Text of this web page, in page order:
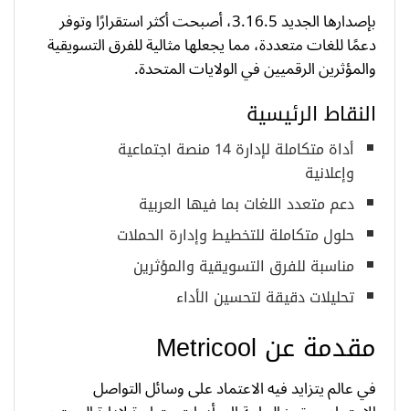
بإصدارها الجديد 3.16.5، أصبحت أكثر استقرارًا وتوفر
دعمًا للغات متعددة، مما يجعلها مثالية للفرق التسويقية
والمؤثرين الرقميين في الولايات المتحدة.
النقاط الرئيسية
أداة متكاملة لإدارة 14 منصة اجتماعية
وإعلانية
دعم متعدد اللغات بما فيها العربية
حلول متكاملة للتخطيط وإدارة الحملات
مناسبة للفرق التسويقية والمؤثرين
تحليلات دقيقة لتحسين الأداء
مقدمة عن Metricool
في عالم يتزايد فيه الاعتماد على وسائل التواصل